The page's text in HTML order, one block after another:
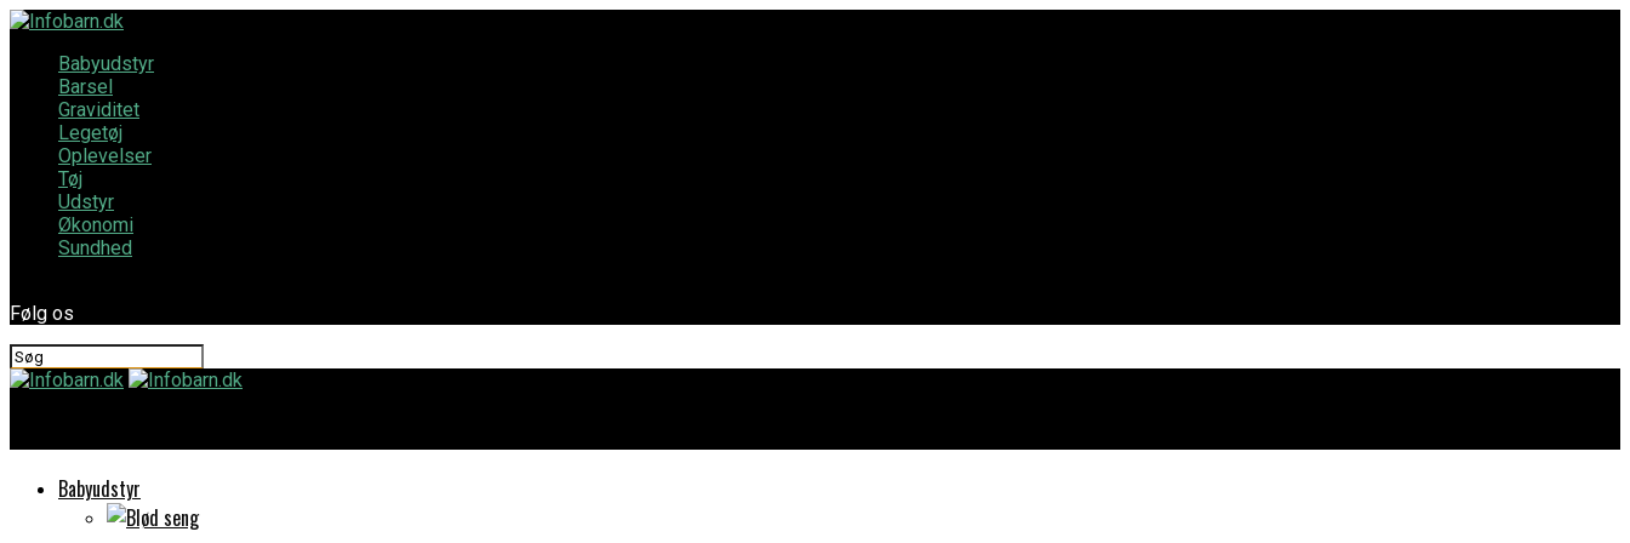
Babyudstyr
Barsel
Graviditet
Legetøj
Oplevelser
Tøj
Udstyr
Økonomi
Sundhed
Følg os
Babyudstyr